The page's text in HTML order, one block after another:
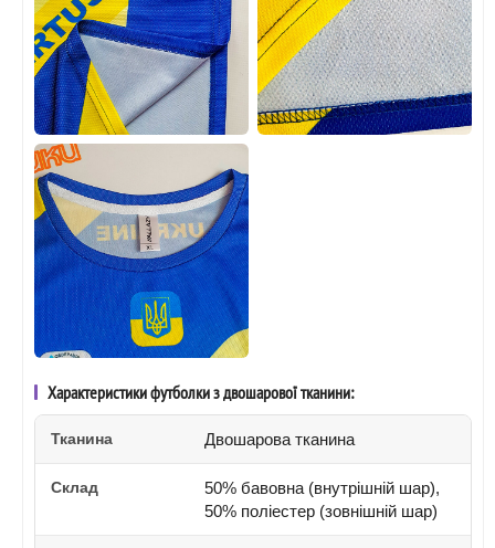
Характеристики футболки з двошарової тканини:
Тканина Двошарова тканина
Склад
50% бавовна (внутрішній шар),
50% поліестер (зовнішній шар)